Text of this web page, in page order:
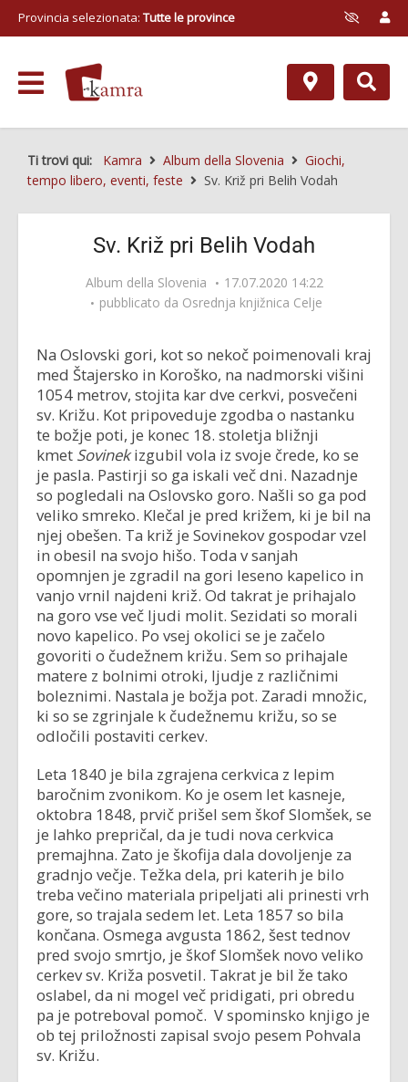
Provincia selezionata: Tutte le province
Ti trovi qui: Kamra Album della Slovenia
Giochi,
tempo libero, eventi, feste
Sv. Križ pri Belih Vodah
Sv. Križ pri Belih Vodah
Album della Slovenia
17.07.2020 14:22
pubblicato da Osrednja knjižnica Celje
Na Oslovski gori, kot so nekoč poimenovali kraj
med Štajersko in Koroško, na nadmorski višini
1054 metrov, stojita kar dve cerkvi, posvečeni
sv. Križu. Kot pripoveduje zgodba o nastanku
te božje poti, je konec 18. stoletja bližnji
kmet Sovinekizgubil vola iz svoje črede, ko se
je pasla. Pastirji so ga iskali več dni. Nazadnje
so pogledali na Oslovsko goro. Našli so ga pod
veliko smreko. Klečal je pred križem, ki je bil na
njej obešen. Ta križ je Sovinekov gospodar vzel
in obesil na svojo hišo. Toda v sanjah
opomnjen je zgradil na gori leseno kapelico in
vanjo vrnil najdeni križ. Od takrat je prihajalo
na goro vse več ljudi molit. Sezidati so morali
novo kapelico. Po vsej okolici se je začelo
govoriti o čudežnem križu. Sem so prihajale
matere z bolnimi otroki, ljudje z različnimi
boleznimi. Nastala je božja pot. Zaradi množic,
ki so se zgrinjale k čudežnemu križu, so se
odločili postaviti cerkev.
Leta 1840 je bila zgrajena cerkvica z lepim
baročnim zvonikom. Ko je osem let kasneje,
oktobra 1848, prvič prišel sem škof Slomšek, se
je lahko prepričal, da je tudi nova cerkvica
premajhna. Zato je škofija dala dovoljenje za
gradnjo večje. Težka dela, pri katerih je bilo
treba večino materiala pripeljati ali prinesti vrh
gore, so trajala sedem let. Leta 1857 so bila
končana. Osmega avgusta 1862, šest tednov
pred svojo smrtjo, je škof Slomšek novo veliko
cerkev sv. Križa posvetil. Takrat je bil že tako
oslabel, da ni mogel več pridigati, pri obredu
pa je potreboval pomoč. V spominsko knjigo je
ob tej priložnosti zapisal svojo pesem Pohvala
sv. Križu.